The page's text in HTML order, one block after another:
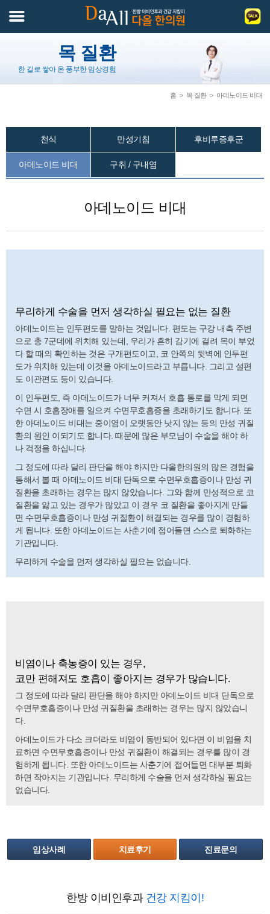
목 질환
한 길로 쌓아 온 풍부한 임상경험
홈 > 목 질환 > 아데노이드 비대
천식 만성기침 후비루증후군
아데노이드 비대 구취 / 구내염
아데노이드 비대
무리하게 수술을 먼저 생각하실 필요는 없는 질환
아데노이드는 인두편도를 말하는 것입니다. 편도는 구강 내측 주변
으로 총 7군데에 위치해 있는데, 우리가 흔히 감기에 걸려 목이 부었
다 할 때의 확인하는 것은 구개편도이고, 코 안쪽의 뒷벽에 인두편
도가 위치해 있는데 이것을 아데노이드라고 부릅니다. 그리고 설편
도 이관편도 등이 있습니다.
이 인두편도, 즉 아데노이드가 너무 커져서 호흡 통로를 막게 되면
수면 시 호흡장애를 일으켜 수면무호흡증을 초래하기도 합니다. 또
한 아데노이드 비대는 중이염이 오랫동안 낫지 않는 등의 만성 귀질
환의 원인 이되기도 합니다. 때문에 많은 부모님이 수술을 해야 하
나 걱정을 하십니다.
그 정도에 따라 달리 판단을 해야 하지만 다올한의원의 많은 경험을
통해서 볼 때 아데노이드 비대 단독으로 수면무호흡증이나 만성 귀
질환을 초래하는 경우는 많지 않았습니다. 그와 함께 만성적으로 코
질환을 앓고 있는 경우가 많았고 이 경우 코 질환을 좋아지게 만들
면 수면무호흡증이나 만성 귀질환이 해결되는 경우를 많이 경험하
게 됩니다. 또한 아데노이드는 사춘기에 접어들면 스스로 퇴화하는
기관입니다.
무리하게 수술을 먼저 생각하실 필요는 없습니다.
비염이나 축농증이 있는 경우,
코만 편해져도 호흡이 좋아지는 경우가 많습니다.
그 정도에 따라 달리 판단을 해야 하지만 아데노이드 비대 단독으로
수면무호흡증이나 만성 귀질환을 초래하는 경우는 많지 않았습니
다.
아데노이드가 다소 크더라도 비염이 동반되어 있다면 이 비염을 치
료하면 수면무호흡증이나 만성 귀질환이 해결되는 경우를 많이 경
험하게 됩니다. 또한 아데노이드는 사춘기에 접어들면 대부분 퇴화
하면 작아지는 기관입니다. 무리하게 수술을 먼저 생각하실 필요는
없습니다.
임상사례 치료후기 진료문의
한방 이비인후과 건강 지킴이!